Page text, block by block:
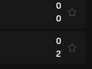
0
0
0
2